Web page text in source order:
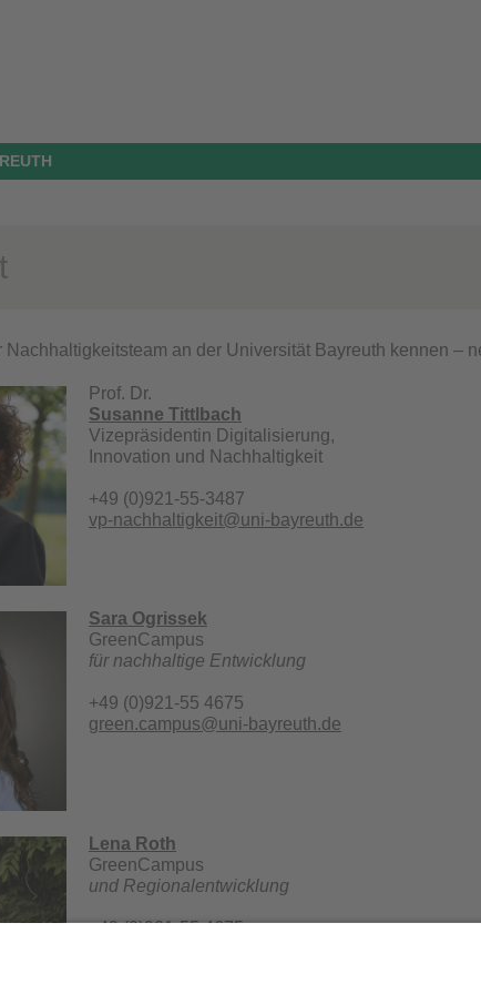
Nachhaltigkeitsteam an der Universität Bayreuth kennen –
Prof. Dr.
Susanne Tittlbach
Vizepräsidentin Digitalisierung,
Innovation und Nachhaltigkeit
+49 (0)921-55-3487
vp-nachhaltigkeit@uni-bayreuth.de
Sara Ogrissek
für nachhaltige Entwicklung
+49 (0)921-55 4675
green.campus@uni-bayreuth.de
Lena Roth
und Regionalentwicklung
+49 (0)921-55 4675